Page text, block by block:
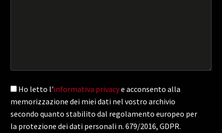
Ho letto l'informativa privacye acconsento alla
memorizzazione dei miei dati nel vostro archivio
secondo quanto stabilito dal regolamento europeo per
la protezione dei dati personali n. 679/2016, GDPR.